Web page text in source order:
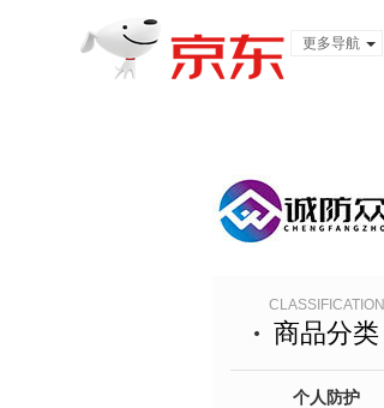
更多导航
CLASSIFICATION
商品分类
个人防护